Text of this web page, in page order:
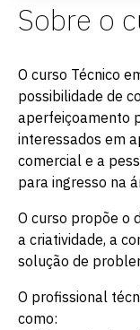
Sobre o
O curso Técnico
possibilidade de
aperfeiçoamento
interessados em
comercial e a
para ingresso na
O curso propõe o
a criatividade, a
solução de
O profissional
como: